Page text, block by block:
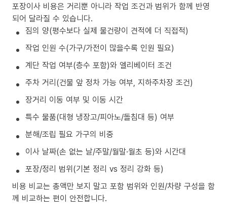
포장이사 비용은 거리뿐 아니라 작업 조건과 범위가 함께 반영
되어 달라질 수 있습니다.
짐의 양(평수보다 실제 물건량이 견적에 더 직접적)
작업 인원 수(가구/가전이 많을수록 인원 필요)
계단 작업 여부(층수 포함)와 엘리베이터 조건
주차 거리(건물 앞 정차 가능 여부, 지하주차장 조건)
장거리 이동 여부 및 이동 시간
특수 물품(대형 냉장고/피아노/돌침대 등) 여부
분해/조립 필요 가구의 비중
이사 날짜(손 없는 날/주말/월말·월초 등)와 시간대
포장/정리 범위(기본 정리 vs 정리 강화 등)
비용 비교는 총액만 보지 말고 포함 범위와 인원/차량 구성을 함
께 비교하는 편이 안전합니다.